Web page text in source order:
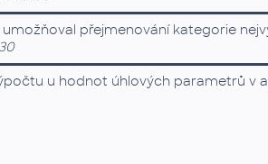
přejmenování kategorie
u hodnot úhlových parametrů v